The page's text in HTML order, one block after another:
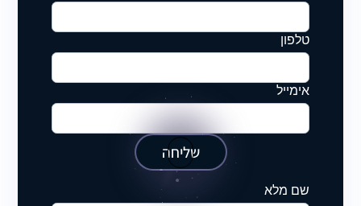
טלפון
אימייל
שליחה
שם מלא